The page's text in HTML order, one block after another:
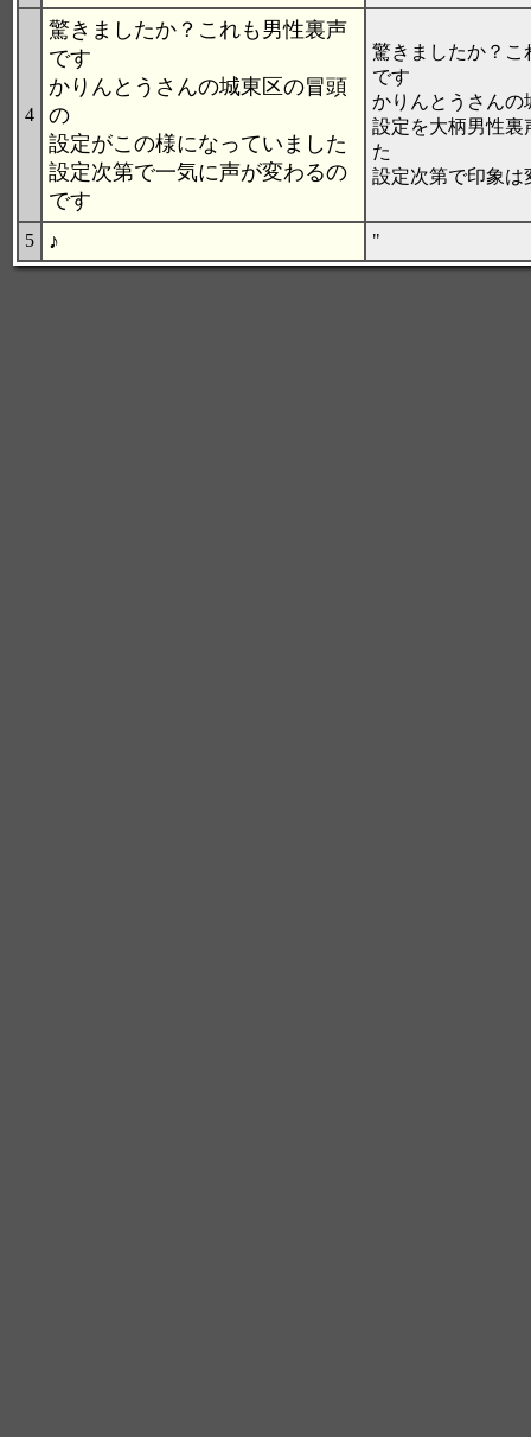
4
驚きましたか？これも男性裏声
です
かりんとうさんの城東区の冒頭
の
設定がこの様になっていました
設定次第で一気に声が変わるの
です
驚きましたか？こ
です
かりんとうさんの
設定を大柄男性裏
た
設定次第で印象は
5 ♪ "